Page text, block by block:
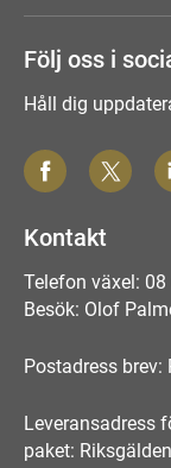
Följ oss i
Håll dig
Kontakt
Telefon växel:
Besök: Olof
Postadress
Leveransadress
paket: